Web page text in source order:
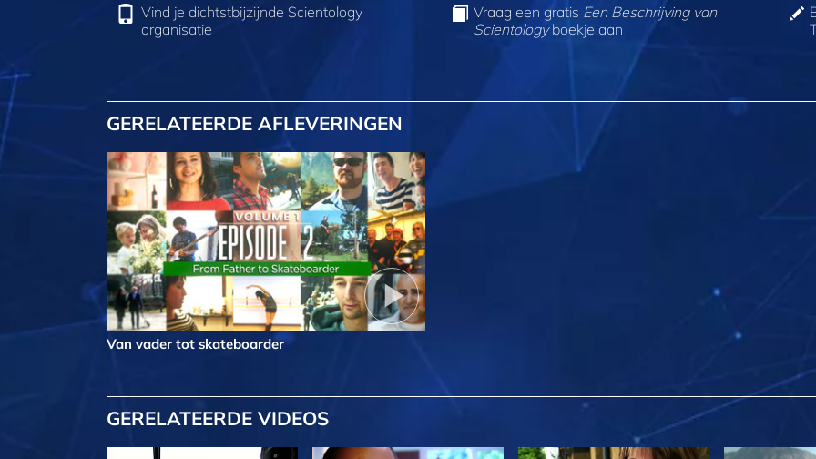
Vind je dichtstbijzijnde Scientology
organisatie
Vraag een gratis Een Beschrijving van
Scientologyboekje aan
GERELATEERDE AFLEVERINGEN
Van vader tot skateboarder
GERELATEERDE VIDEOS